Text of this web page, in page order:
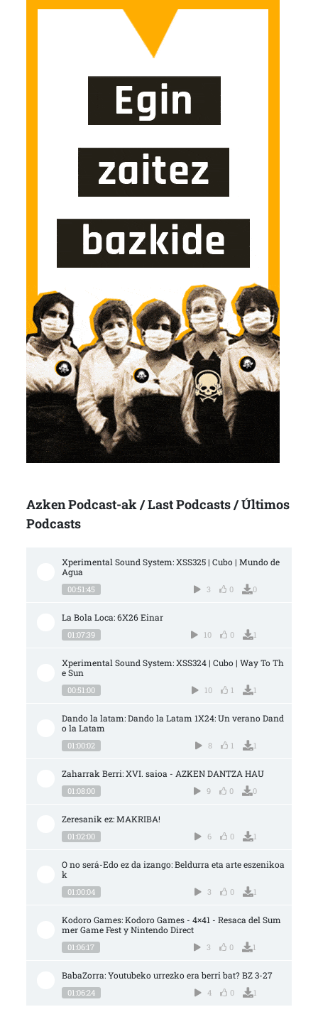
Azken Podcast-ak / Last Podcasts / Últimos
Podcasts
Xperimental Sound System: XSS325 | Cubo | Mundo de
Agua
00:51:45 3 0 0
La Bola Loca: 6X26 Einar
01:07:39 10 0 1
Xperimental Sound System: XSS324 | Cubo | Way To Th
e Sun
00:51:00 10 1 1
Dando la latam: Dando la Latam 1X24: Un verano Dand
o la Latam
01:00:02 8 1 1
Zaharrak Berri: XVI. saioa - AZKEN DANTZA HAU
01:08:00 9 0 0
Zeresanik ez: MAKRIBA!
01:02:00 6 0 1
O no será-Edo ez da izango: Beldurra eta arte eszenikoa
k
01:00:04 3 0 1
Kodoro Games: Kodoro Games - 4×41 - Resaca del Sum
mer Game Fest y Nintendo Direct
01:06:17 3 0 1
BabaZorra: Youtubeko urrezko era berri bat? BZ 3-27
01:06:24 4 0 1